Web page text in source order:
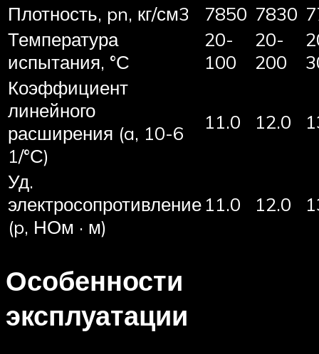
Плотность, pn, кг/см3
7850 7830
Температура
испытания, °С
20-
100
20-
200
Коэффициент
линейного
расширения (a, 10-6
1/°С)
11.0 12.0
Уд.
электросопротивление
(p, НОм · м)
11.0 12.0
Особенности
эксплуатации